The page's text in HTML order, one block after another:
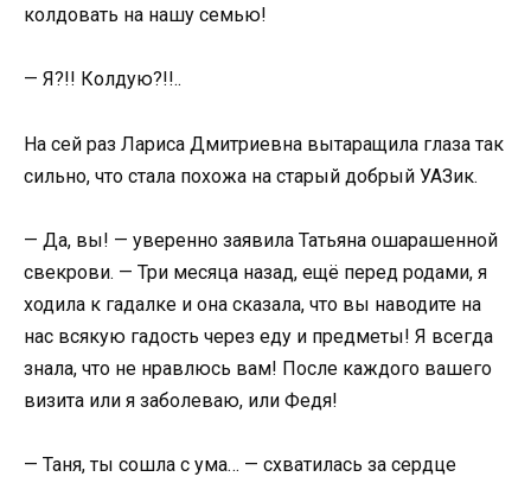
колдовать на нашу семью!
— Я?!! Колдую?!!..
На сей раз Лариса Дмитриевна вытаращила глаза так
сильно, что стала похожа на старый добрый УАЗик.
— Да, вы! — уверенно заявила Татьяна ошарашенной
свекрови. — Три месяца назад, ещё перед родами, я
ходила к гадалке и она сказала, что вы наводите на
нас всякую гадость через еду и предметы! Я всегда
знала, что не нравлюсь вам! После каждого вашего
визита или я заболеваю, или Федя!
— Таня, ты сошла с ума… — схватилась за сердце